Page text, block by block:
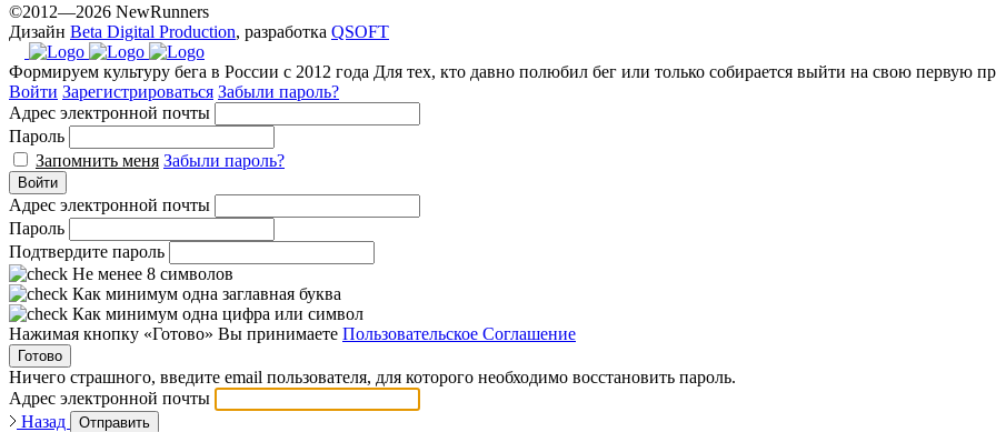
©2012—2026 NewRunners
Дизайн Beta Digital Production, разработка QSOFT
Формируем культуру бега в России с 2012 года Для тех, кто давно полюбил бег или только собирается выйти на свою первую
Войти Зарегистрироваться Забыли пароль?
Адрес электронной почты
Пароль
Запомнить меня Забыли пароль?
Войти
Адрес электронной почты
Пароль
Подтвердите пароль
Не менее 8 символов
Как минимум одна заглавная буква
Как минимум одна цифра или символ
Нажимая кнопку «Готово» Вы принимаете Пользовательское Соглашение
Готово
Ничего страшного, введите email пользователя, для которого необходимо восстановить пароль.
Адрес электронной почты
Назад
Отправить